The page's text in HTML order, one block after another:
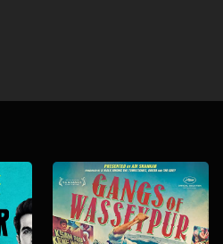
Download